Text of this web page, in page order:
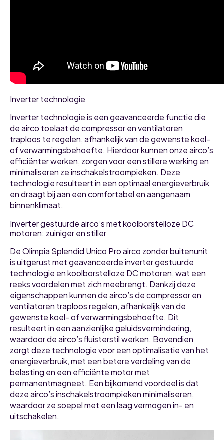
Inverter technologie
Inverter technologie is een geavanceerde functie die
de airco toelaat de compressor en ventilatoren
traploos te regelen, afhankelijk van de gewenste koel-
of verwarmingsbehoefte. Hierdoor kunnen onze airco’s
efficiënter werken, zorgen voor een stillere werking en
minimaliseren ze inschakelstroompieken. Deze
technologie resulteert in een optimaal energieverbruik
en draagt bij aan een comfortabel en aangenaam
binnenklimaat.
Inverter gestuurde airco’s met koolborstelloze DC
motoren: zuiniger en stiller
De Olimpia Splendid Unico Pro airco zonder buitenunit
is uitgerust met geavanceerde inverter gestuurde
technologie en koolborstelloze DC motoren, wat een
reeks voordelen met zich meebrengt. Dankzij deze
eigenschappen kunnen de airco’s de compressor en
ventilatoren traploos regelen, afhankelijk van de
gewenste koel- of verwarmingsbehoefte. Dit
resulteert in een aanzienlijke geluidsvermindering,
waardoor de airco’s fluisterstil werken. Bovendien
zorgt deze technologie voor een optimalisatie van het
energieverbruik, met een betere verdeling van de
belasting en een efficiënte motor met
permanentmagneet. Een bijkomend voordeel is dat
deze airco’s inschakelstroompieken minimaliseren,
waardoor ze soepel met een laag vermogen in- en
uitschakelen.